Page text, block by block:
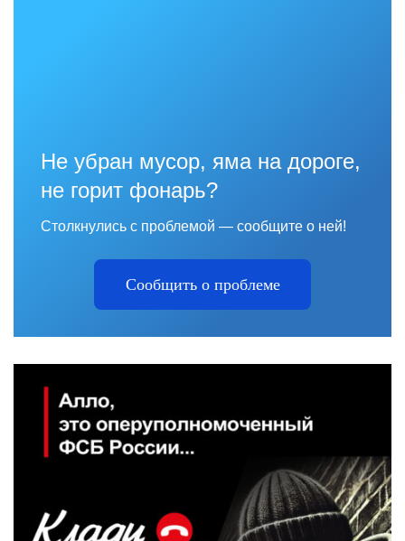
Не убран мусор, яма на дороге,
не горит фонарь?
Столкнулись с проблемой — сообщите о ней!
Сообщить о проблеме